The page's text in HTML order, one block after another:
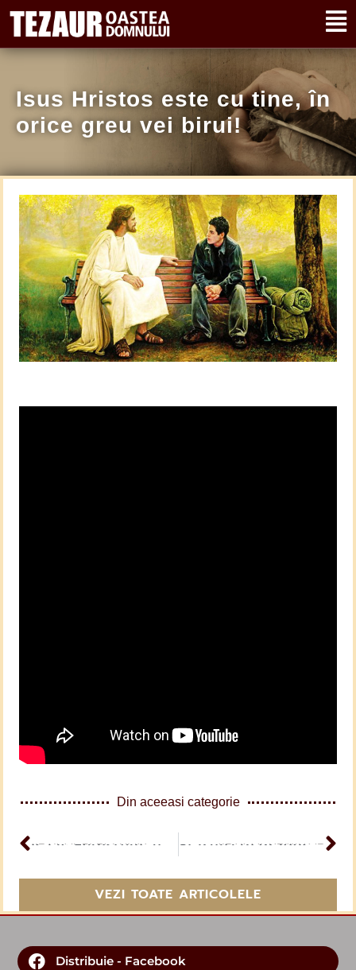
Isus Hristos este cu tine, în
orice greu vei birui!
Din aceeasi categorie
ARTICOL PERCEDENT ARTICOL URMĂTOR
Stăruiți în dragostea frățească
VEZI TOATE ARTICOLELE
Distribuie - Facebook